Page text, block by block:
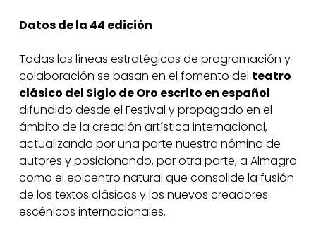
Datos de la 44 edición
Todas las líneas estratégicas de programación y
colaboración se basan en el fomento del teatro
clásico del Siglo de Oro escrito en español
difundido desde el Festival y propagado en el
ámbito de la creación artística internacional,
actualizando por una parte nuestra nómina de
autores y posicionando, por otra parte, a Almagro
como el epicentro natural que consolide la fusión
de los textos clásicos y los nuevos creadores
escénicos internacionales.